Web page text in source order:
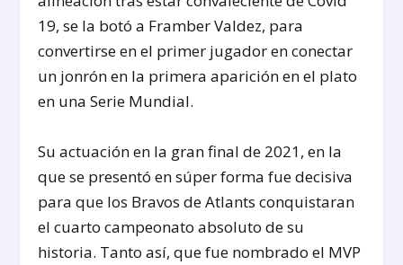
19, se la botó a Framber Valdez, para
convertirse en el primer jugador en conectar
un jonrón en la primera aparición en el plato
en una Serie Mundial.
Su actuación en la gran final de 2021, en la
que se presentó en súper forma fue decisiva
para que los Bravos de Atlants conquistaran
el cuarto campeonato absoluto de su
historia. Tanto así, que fue nombrado el MVP